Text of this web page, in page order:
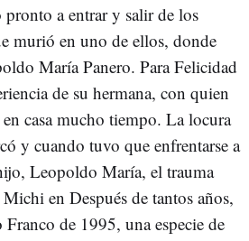
pronto a entrar y salir de los
murió en uno de ellos, donde
María Panero. Para Felicidad
de su hermana, con quien
casa mucho tiempo. La locura
y cuando tuvo que enfrentarse a
Leopoldo María, el trauma
en Después de tantos años,
de 1995, una especie de